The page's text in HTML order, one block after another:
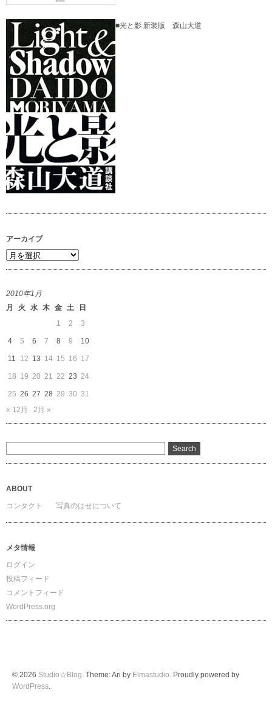
■光と影 新装版 森山大道
アーカイブ
ア
ー
イ
ブ
2010年1月
月
火 水 木 金 土
日
1
2 3
4 5 6 7 8 9 10
11 12 13 14 15 16 17
18 19 20 21 22 23 24
25 26 27 28 29 30 31
« 12月
2月 »
ABOUT
コンタクト
写真のはせについて
メタ情報
ログイン
投稿フィード
コメントフィード
WordPress.org
© 2026 Studio☆Blog. Theme: Ari by Elmastudio. Proudly powered by
WordPress.